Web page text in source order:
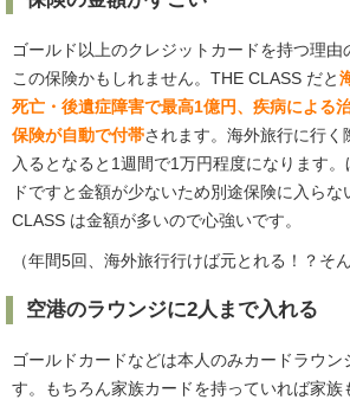
ゴールド以上のクレジットカードを持つ理
この保険かもしれません。THE CLASS だと
死亡・後遺症障害で最高1億円、疾病による
保険が自動で付帯されます。海外旅行に行く
入るとなると1週間で1万円程度になります
ドですと金額が少ないため別途保険に入ら
CLASS は金額が多いので心強いです。
（年間5回、海外旅行行けば元とれる！？そ
空港のラウンジに2人まで入れる
ゴールドカードなどは本人のみカードラウン
す。もちろん家族カードを持っていれば家族